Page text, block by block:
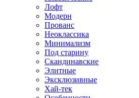
Лофт
Модерн
Прованс
Неоклассика
Минимализм
Под старину
Скандинавские
Элитные
Эксклюзивные
Хай-тек